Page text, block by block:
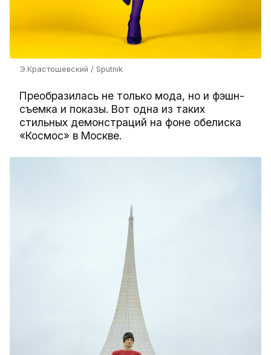
Э.Крастошевский / Sputnik
Преобразилась не только мода, но и фэшн-
съемка и показы. Вот одна из таких
стильных демонстраций на фоне обелиска
«Космос» в Москве.